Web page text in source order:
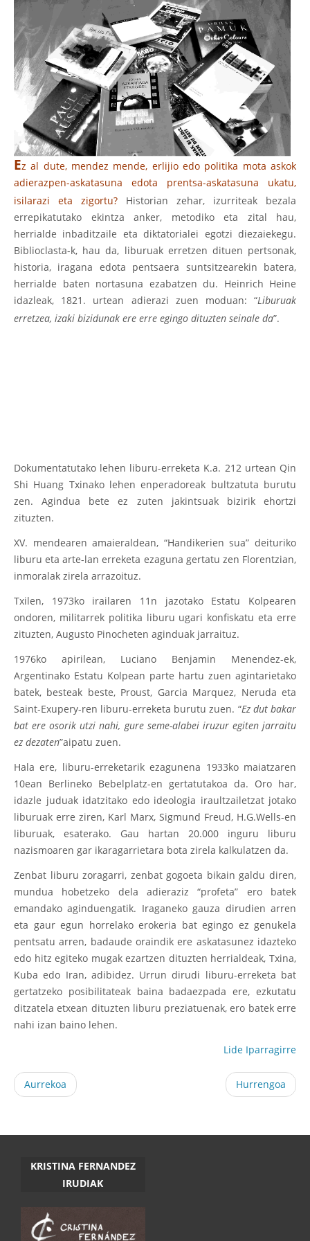
Ez al dute, mendez mende, erlijio edo politika mota askok
adierazpen-askatasuna edota prentsa-askatasuna ukatu,
isilarazi eta zigortu? Historian zehar, izurriteak bezala
errepikatutako ekintza anker, metodiko eta zital hau,
herrialde inbaditzaile eta diktatorialei egotzi diezaiekegu.
Biblioclasta-k, hau da, liburuak erretzen dituen pertsonak,
historia, iragana edota pentsaera suntsitzearekin batera,
herrialde baten nortasuna ezabatzen du. Heinrich Heine
idazleak, 1821. urtean adierazi zuen moduan: “Liburuak
erretzea, izaki bizidunak ere erre egingo dituzten seinale da”.
Dokumentatutako lehen liburu-erreketa K.a. 212 urtean Qin
Shi Huang Txinako lehen enperadoreak bultzatuta burutu
zen. Agindua bete ez zuten jakintsuak bizirik ehortzi
zituzten.
XV. mendearen amaieraldean, “Handikerien sua” deituriko
liburu eta arte-lan erreketa ezaguna gertatu zen Florentzian,
inmoralak zirela arrazoituz.
Txilen, 1973ko irailaren 11n jazotako Estatu Kolpearen
ondoren, militarrek politika liburu ugari konfiskatu eta erre
zituzten, Augusto Pinocheten aginduak jarraituz.
1976ko apirilean, Luciano Benjamin Menendez-ek,
Argentinako Estatu Kolpean parte hartu zuen agintarietako
batek, besteak beste, Proust, Garcia Marquez, Neruda eta
Saint-Exupery-ren liburu-erreketa burutu zuen. “Ez dut bakar
bat ere osorik utzi nahi, gure seme-alabei iruzur egiten jarraitu
ez dezaten”aipatu zuen.
Hala ere, liburu-erreketarik ezagunena 1933ko maiatzaren
10ean Berlineko Bebelplatz-en gertatutakoa da. Oro har,
idazle juduak idatzitako edo ideologia iraultzailetzat jotako
liburuak erre ziren, Karl Marx, Sigmund Freud, H.G.Wells-en
liburuak, esaterako. Gau hartan 20.000 inguru liburu
nazismoaren gar ikaragarrietara bota zirela kalkulatzen da.
Zenbat liburu zoragarri, zenbat gogoeta bikain galdu diren,
mundua hobetzeko dela adieraziz “profeta” ero batek
emandako aginduengatik. Iraganeko gauza dirudien arren
eta gaur egun horrelako erokeria bat egingo ez genukela
pentsatu arren, badaude oraindik ere askatasunez idazteko
edo hitz egiteko mugak ezartzen dituzten herrialdeak, Txina,
Kuba edo Iran, adibidez. Urrun dirudi liburu-erreketa bat
gertatzeko posibilitateak baina badaezpada ere, ezkutatu
ditzatela etxean dituzten liburu preziatuenak, ero batek erre
nahi izan baino lehen.
Lide Iparragirre
Aurrekoa Hurrengoa
KRISTINA FERNANDEZ
IRUDIAK